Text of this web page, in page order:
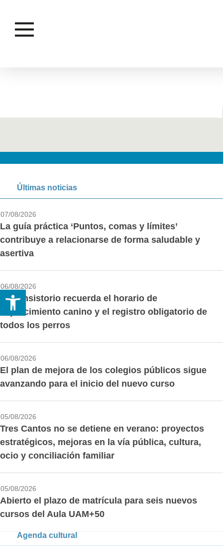
Abrir barra de herramientas
Últimas noticias
07/08/2026
La guía práctica ‘Puntos, comas y límites’
contribuye a relacionarse de forma saludable y
asertiva
06/08/2026
El Consistorio recuerda el horario de
esparcimiento canino y el registro obligatorio de
todos los perros
06/08/2026
El plan de mejora de los colegios públicos sigue
avanzando para el inicio del nuevo curso
05/08/2026
Tres Cantos no se detiene en verano: proyectos
estratégicos, mejoras en la vía pública, cultura,
ocio y conciliación familiar
05/08/2026
Abierto el plazo de matrícula para seis nuevos
cursos del Aula UAM+50
Agenda cultural